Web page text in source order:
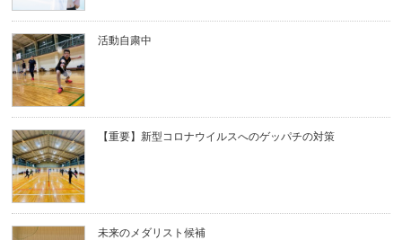
活動自粛中
【重要】新型コロナウイルスへのゲッパチの対策
未来のメダリスト候補